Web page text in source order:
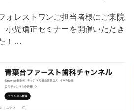
ォレストワンご担当者様にご来院
小児矯正セミナーを開催いただき
！…